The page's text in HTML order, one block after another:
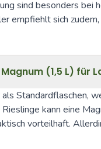
sind besonders
empfiehlt sich
(1,5 L) für
Standardflaschen,
kann eine
vorteilhaft.